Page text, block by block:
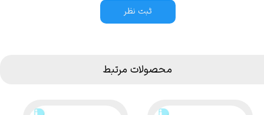
ثبت نظر
محصولات مرتبط